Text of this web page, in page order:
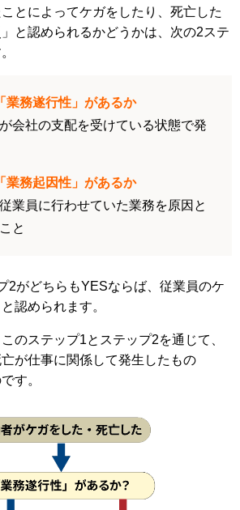
とによってケガをしたり、死亡した
と認められるかどうかは、次の2ステ
「業務遂行性」があるか
会社の支配を受けている状態で発
「業務起因性」があるか
業員に行わせていた業務を原因と
と
2がどちらもYESならば、従業員のケ
認められます。
のステップ1とステップ2を通じて、
亡が仕事に関係して発生したもの
す。